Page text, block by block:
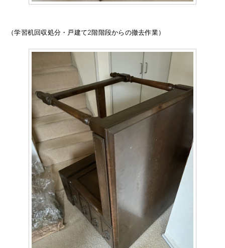
（学習机回収処分・戸建て2階階段からの撤去作業）